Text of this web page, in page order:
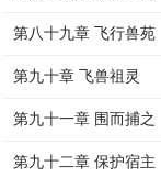
第八十九章 飞行兽苑
第九十章 飞兽祖灵
第九十一章 围而捕之
第九十二章 保护宿主